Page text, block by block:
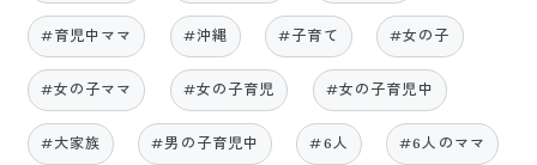
#育児中ママ #沖縄 #子育て #女の子
#女の子ママ #女の子育児 #女の子育児中
#大家族 #男の子育児中 #6人 #6人のママ